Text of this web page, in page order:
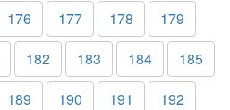
176 177 178
179
182 183 184
185
189 190 191
192